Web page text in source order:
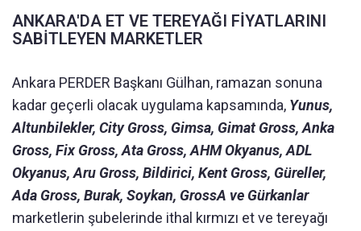
ANKARA'DA ET VE TEREYAĞI FİYATLARINI
SABİTLEYEN MARKETLER
Ankara PERDER Başkanı Gülhan, ramazan sonuna
kadar geçerli olacak uygulama kapsamında, Yunus,
Altunbilekler, City Gross, Gimsa, Gimat Gross, Anka
Gross, Fix Gross, Ata Gross, AHM Okyanus, ADL
Okyanus, Aru Gross, Bildirici, Kent Gross, Güreller,
Ada Gross, Burak, Soykan, GrossA ve Gürkanlar
marketlerin şubelerinde ithal kırmızı et ve tereyağı